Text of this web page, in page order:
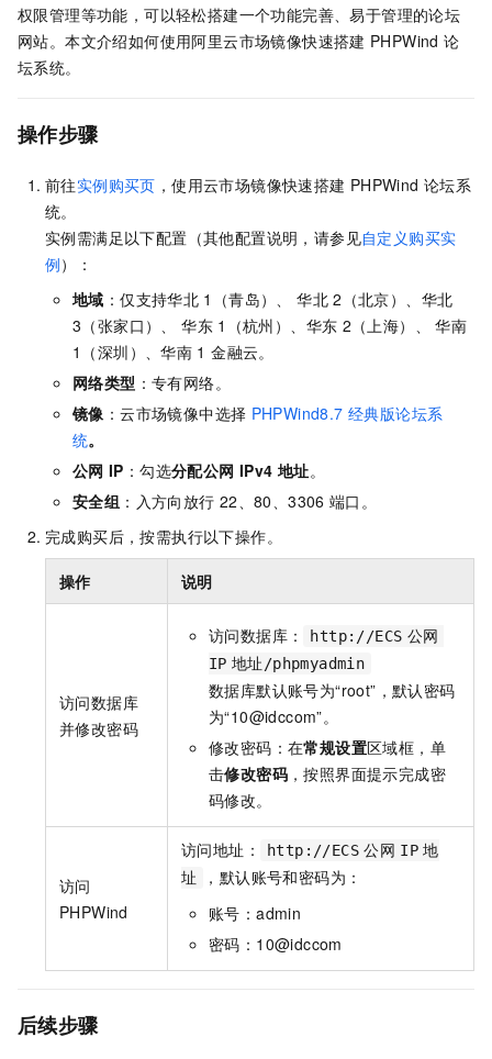
权限管理等功能，可以轻松搭建一个功能完善、易于管理的论坛
网站。本文介绍如何使用阿里云市场镜像快速搭建 PHPWind 论
坛系统。
操作步骤
前往实例购买页 ，使用云市场镜像快速搭建 PHPWind 论坛系
统。
实例需满足以下配置（其他配置说明，请参见自定义购买实
例）：
地域 ：仅支持华北 1（青岛）、 华北 2（北京）、华北
3（张家口）、 华东 1（杭州）、华东 2（上海）、 华南
1（深圳）、华南 1 金融云。
网络类型 ：专有网络。
镜像 ：云市场镜像中选择 PHPWind8.7 经典版论坛系
统。
公网 IP ：勾选分配公网 IPv4 地址。
安全组 ：入方向放行 22、80、3306 端口。
完成购买后，按需执行以下操作。
操作 说明
访问数据库
并修改密码
访问数据库： http://ECS 公网
IP 地址/phpmyadmin
数据库默认账号为“root”，默认密码
为“10@idccom”。
修改密码：在常规设置区域框，单
击修改密码 ，按照界面提示完成密
码修改。
访问
PHPWind
访问地址： http://ECS 公网 IP 地
址
，默认账号和密码为：
账号：admin
密码：10@idccom
后续步骤